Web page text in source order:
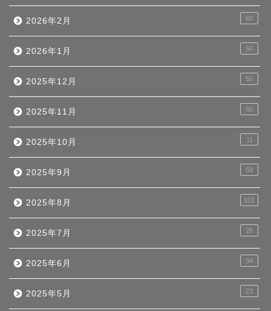
2026年2月 60
2026年1月 50
2025年12月 50
2025年11月 50
2025年10月 11
2025年9月 59
2025年8月 101
2025年7月 26
2025年6月 34
2025年5月 23